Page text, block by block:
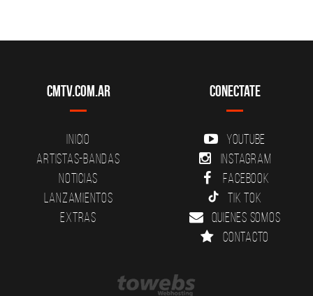
CMTV.com.ar
Inicio
Artistas-Bandas
Noticias
Lanzamientos
Extras
Conectate
YouTube
Instagram
Facebook
Tik Tok
Quienes somos
Contacto